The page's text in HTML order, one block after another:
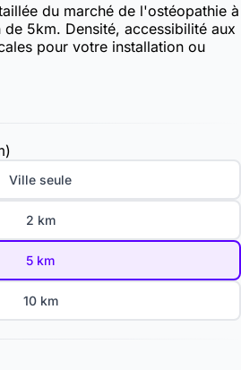
du marché de l'ostéopathie à
5km. Densité, accessibilité aux
pour votre installation ou
Ville seule
2 km
5 km
10 km